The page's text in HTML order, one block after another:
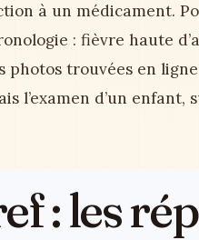
à un médicament.
: fièvre haute
photos trouvées en
l’examen d’un
: les